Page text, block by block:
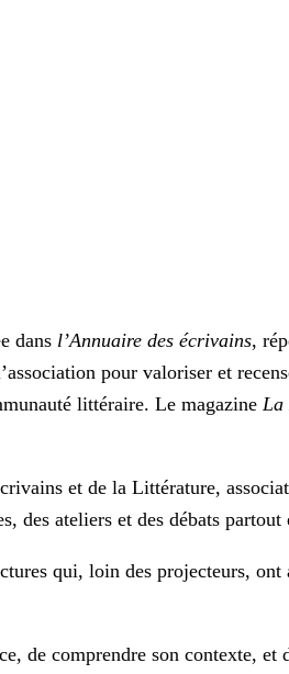
dans l’Annuaire des écrivains,
pour valoriser et
littéraire. Le magazine La
et de la Littérature,
des ateliers et des débats partout
qui, loin des projecteurs,
de comprendre son contexte,